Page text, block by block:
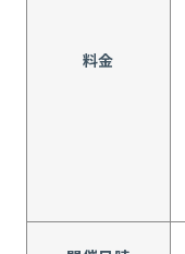
料金